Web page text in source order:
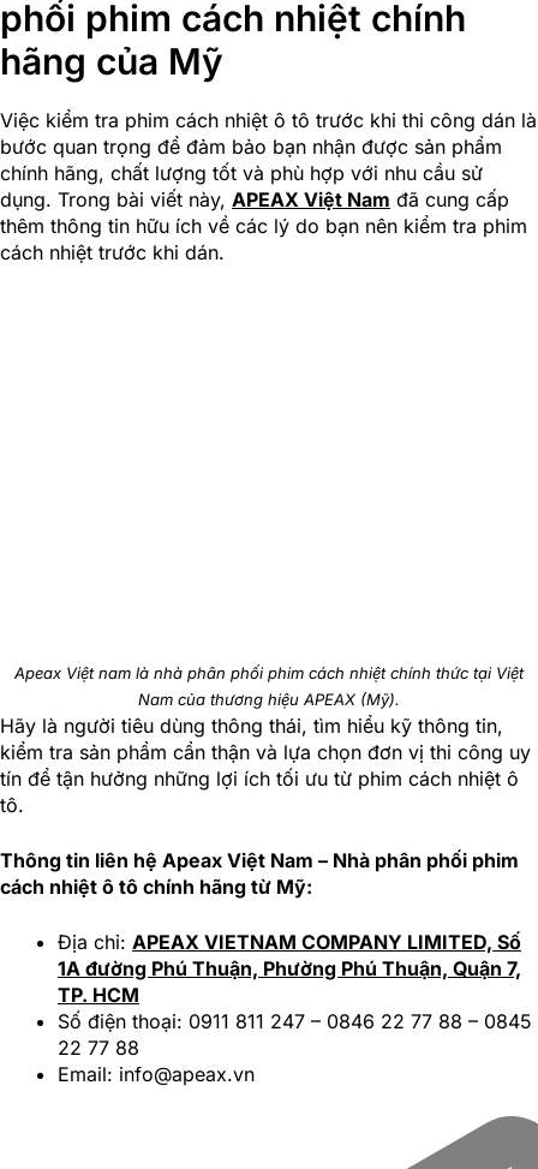
phối phim cách nhiệt chính
hãng của Mỹ
Việc kiểm tra phim cách nhiệt ô tô trước khi thi công dán là
bước quan trọng để đảm bảo bạn nhận được sản phẩm
chính hãng, chất lượng tốt và phù hợp với nhu cầu sử
dụng. Trong bài viết này, APEAX Việt Nam đã cung cấp
thêm thông tin hữu ích về các lý do bạn nên kiểm tra phim
cách nhiệt trước khi dán.
Apeax Việt nam là nhà phân phối phim cách nhiệt chính thức tại Việt
Nam của thương hiệu APEAX (Mỹ).
Hãy là người tiêu dùng thông thái, tìm hiểu kỹ thông tin,
kiểm tra sản phẩm cẩn thận và lựa chọn đơn vị thi công uy
tín để tận hưởng những lợi ích tối ưu từ phim cách nhiệt ô
tô.
Thông tin liên hệ Apeax Việt Nam – Nhà phân phối phim
cách nhiệt ô tô chính hãng từ Mỹ:
Địa chỉ: APEAX VIETNAM COMPANY LIMITED, Số
1A đường Phú Thuận, Phường Phú Thuận, Quận 7,
TP. HCM
Số điện thoại: 0911 811 247 – 0846 22 77 88 – 0845
22 77 88
Email: info@apeax.vn